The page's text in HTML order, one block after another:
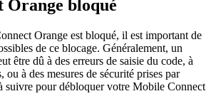
Orange bloqué
Orange est bloqué, il est important de
de ce blocage. Généralement, un
être dû à des erreurs de saisie du code, à
ou à des mesures de sécurité prises par
suivre pour débloquer votre Mobile Connect